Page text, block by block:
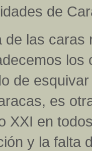
de
de las
de
es
XXI en
y la falta